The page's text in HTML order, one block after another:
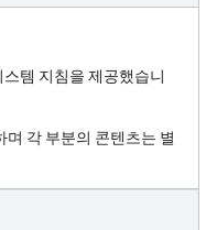
템 지침을 제공했습니
각 부분의 콘텐츠는 별